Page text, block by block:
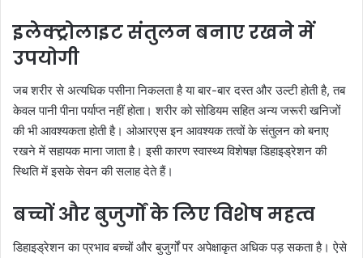
इलेक्ट्रोलाइट संतुलन बनाए रखने में
उपयोगी
जब शरीर से अत्यधिक पसीना निकलता है या बार-बार दस्त और उल्टी होती है, तब
केवल पानी पीना पर्याप्त नहीं होता। शरीर को सोडियम सहित अन्य जरूरी खनिजों
की भी आवश्यकता होती है। ओआरएस इन आवश्यक तत्वों के संतुलन को बनाए
रखने में सहायक माना जाता है। इसी कारण स्वास्थ्य विशेषज्ञ डिहाइड्रेशन की
स्थिति में इसके सेवन की सलाह देते हैं।
बच्चों और बुजुर्गों के लिए विशेष महत्व
डिहाइड्रेशन का प्रभाव बच्चों और बुजुर्गों पर अपेक्षाकृत अधिक पड़ सकता है। ऐसे